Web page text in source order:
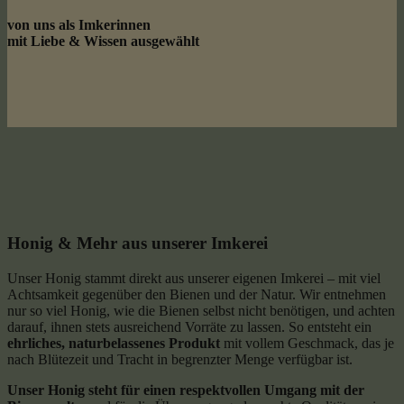
von uns als Imkerinnen
mit Liebe & Wissen ausgewählt
Honig & Mehr aus unserer Imkerei
Unser Honig stammt direkt aus unserer eigenen Imkerei – mit viel
Achtsamkeit gegenüber den Bienen und der Natur. Wir entnehmen
nur so viel Honig, wie die Bienen selbst nicht benötigen, und achten
darauf, ihnen stets ausreichend Vorräte zu lassen. So entsteht ein
ehrliches, naturbelassenes Produkt mit vollem Geschmack, das je
nach Blütezeit und Tracht in begrenzter Menge verfügbar ist.
Unser Honig steht für einen respektvollen Umgang mit der